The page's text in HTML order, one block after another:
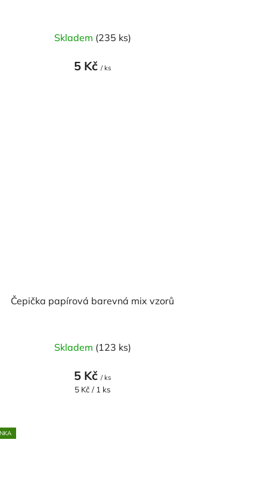
Skladem (235 ks)
5 Kč / ks
Čepička papírová barevná mix vzorů
Skladem (123 ks)
5 Kč / ks
Měrná
5 Kč / 1 ks